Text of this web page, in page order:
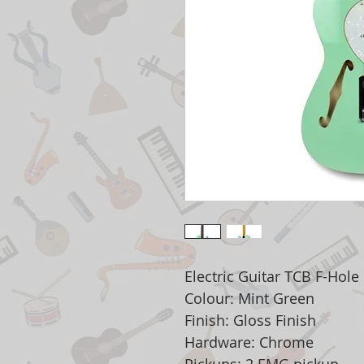
Electric Guitar TCB F-Hole
Colour: Mint Green
Finish: Gloss Finish
Hardware: Chrome